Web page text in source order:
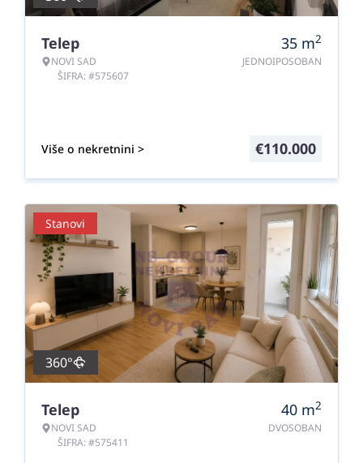
Telep
NOVI SAD
ŠIFRA: #575607
35 m2
JEDNOIPOSOBAN
Više o nekretnini > €110.000
Stanovi
360°
Telep
NOVI SAD
ŠIFRA: #575411
40 m2
DVOSOBAN